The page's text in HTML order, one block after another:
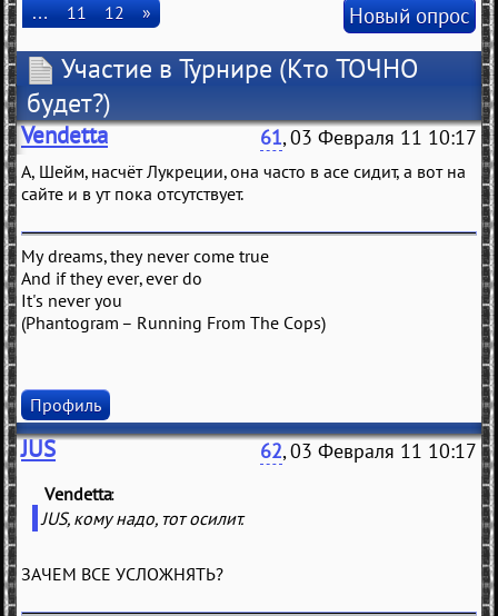
…
11 12 »
Новый опрос
Участие в Турнире (Кто ТОЧНО
будет?)
Vendetta 61, 03 Февраля 11 10:17
А, Шейм, насчёт Лукреции, она часто в асе сидит, а вот на
сайте и в ут пока отсутствует.
My dreams, they never come true
And if they ever, ever do
It's never you
(Phantogram – Running From The Cops)
Профиль
JUS 62, 03 Февраля 11 10:17
Vendetta
JUS, кому надо, тот осилит.
ЗАЧЕМ ВСЕ УСЛОЖНЯТЬ?